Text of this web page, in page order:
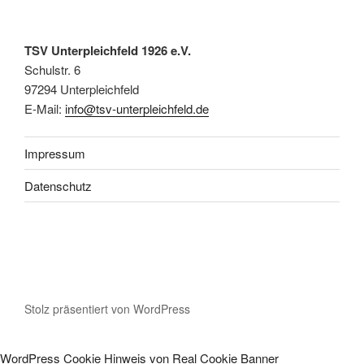
TSV Unterpleichfeld 1926 e.V.
Schulstr. 6
97294 Unterpleichfeld
E-Mail: info@tsv-unterpleichfeld.de
Impressum
Datenschutz
Stolz präsentiert von WordPress
WordPress Cookie Hinweis von Real Cookie Banner